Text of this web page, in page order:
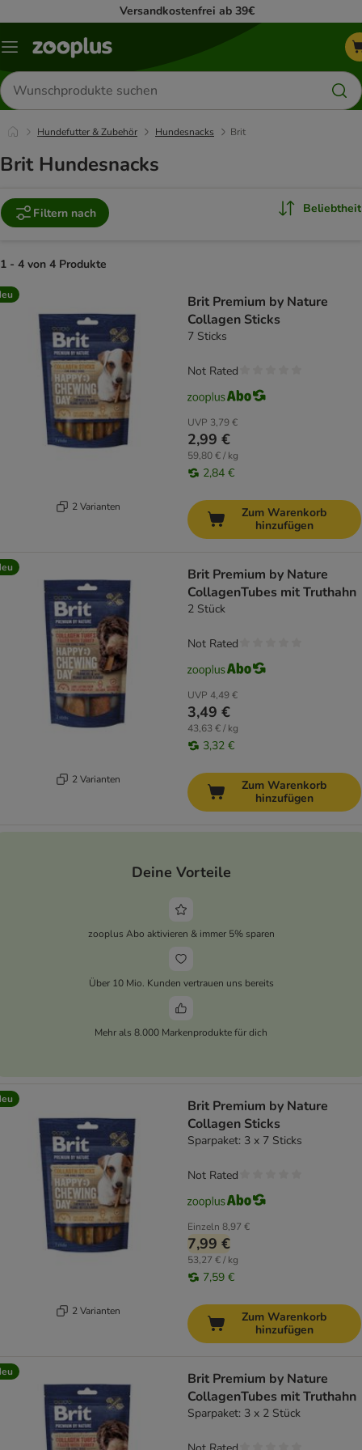
Versandkostenfrei ab 39€
Menü
Produkte
suchen
Hundefutter & Zubehör Hundesnacks Brit
Brit Hundesnacks
Filtern nach Beliebtheit
1 - 4 von 4 Produkte
product items have been changed
2 Varianten
Brit Premium by Nature
Collagen Sticks
7 Sticks
UVP 3,79 €
2,99 €
59,80 € / kg
2,84 €
Not Rated
Zum Warenkorb
hinzufügen
2 Varianten
Brit Premium by Nature
CollagenTubes mit Truthahn
2 Stück
UVP 4,49 €
3,49 €
43,63 € / kg
3,32 €
Not Rated
Zum Warenkorb
hinzufügen
Deine Vorteile
zooplus Abo aktivieren & immer 5% sparen
Über 10 Mio. Kunden vertrauen uns bereits
Mehr als 8.000 Markenprodukte für dich
2 Varianten
Brit Premium by Nature
Collagen Sticks
Sparpaket: 3 x 7 Sticks
Einzeln 8,97 €
7,99 €
53,27 € / kg
7,59 €
Not Rated
Zum Warenkorb
hinzufügen
Brit Premium by Nature
CollagenTubes mit Truthahn
Sparpaket: 3 x 2 Stück